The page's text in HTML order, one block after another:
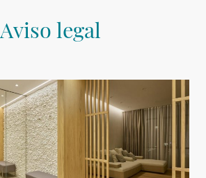
Aviso legal